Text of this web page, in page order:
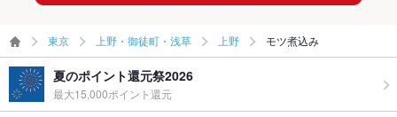
東京 上野・御徒町・浅草 上野 モツ煮込み
夏のポイント還元祭2026
最大15,000ポイント還元